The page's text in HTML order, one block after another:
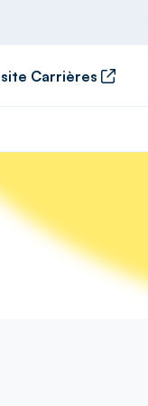
Carrières